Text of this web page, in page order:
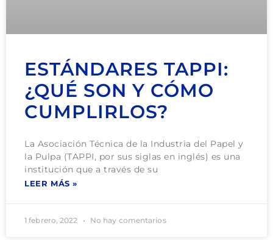
ESTÁNDARES TAPPI:
¿QUÉ SON Y CÓMO
CUMPLIRLOS?
La Asociación Técnica de la Industria del Papel y
la Pulpa (TAPPI, por sus siglas en inglés) es una
institución que a través de su
LEER MÁS »
1 febrero, 2022 No hay comentarios